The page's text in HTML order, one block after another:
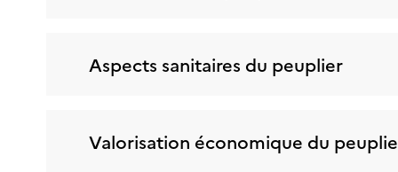
Aspects sanitaires du peuplier
Valorisation économique du